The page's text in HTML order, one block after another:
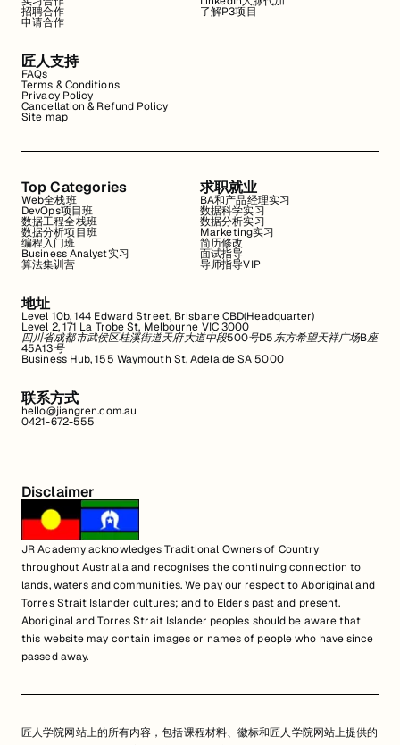
招聘合作
申请合作
了解P3项目
匠人支持
FAQs
Terms & Conditions
Privacy Policy
Cancellation & Refund Policy
Site map
Top Categories
Web全栈班
DevOps项目班
数据工程全栈班
数据分析项目班
编程入门班
Business Analyst实习
算法集训营
求职就业
BA和产品经理实习
数据科学实习
数据分析实习
Marketing实习
简历修改
面试指导
导师指导VIP
地址
Level 10b, 144 Edward Street, Brisbane CBD(Headquarter)
Level 2, 171 La Trobe St, Melbourne VIC 3000
四川省成都市武侯区桂溪街道天府大道中段500号D5东方希望天祥广场B座
45A13号
Business Hub, 155 Waymouth St, Adelaide SA 5000
联系方式
hello@jiangren.com.au
0421-672-555
Disclaimer
JR Academy acknowledges Traditional Owners of Country
throughout Australia and recognises the continuing connection to
lands, waters and communities. We pay our respect to Aboriginal and
Torres Strait Islander cultures; and to Elders past and present.
Aboriginal and Torres Strait Islander peoples should be aware that
this website may contain images or names of people who have since
passed away.
匠人学院网站上的所有内容，包括课程材料、徽标和匠人学院网站上提供的